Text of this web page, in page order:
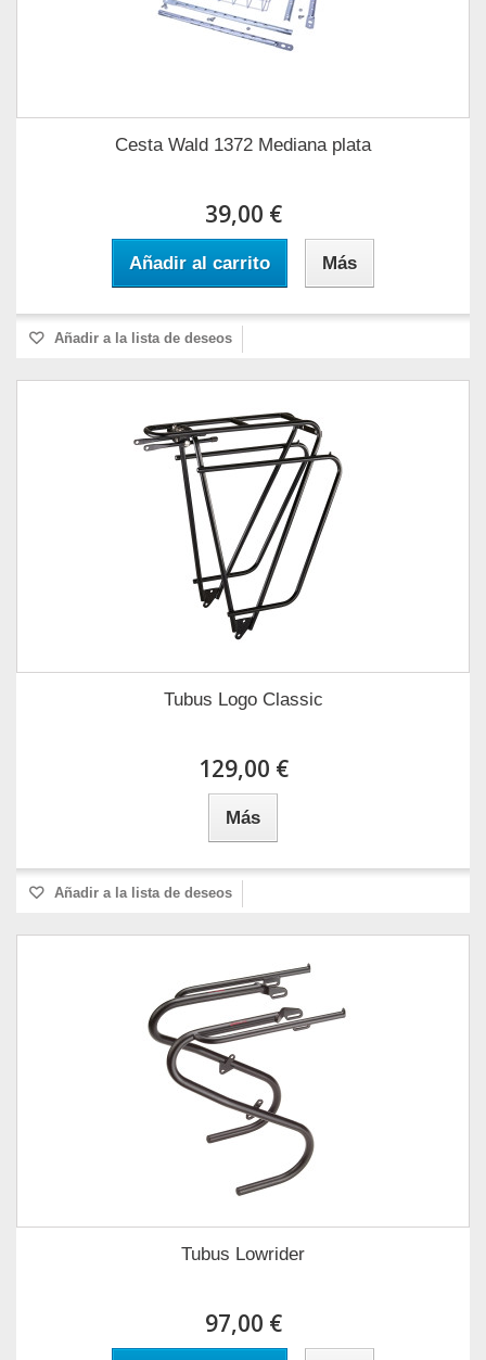
Cesta Wald 1372 Mediana plata
39,00 €
Añadir al carrito Más
Añadir a la lista de deseos
Tubus Logo Classic
129,00 €
Más
Añadir a la lista de deseos
Tubus Lowrider
97,00 €